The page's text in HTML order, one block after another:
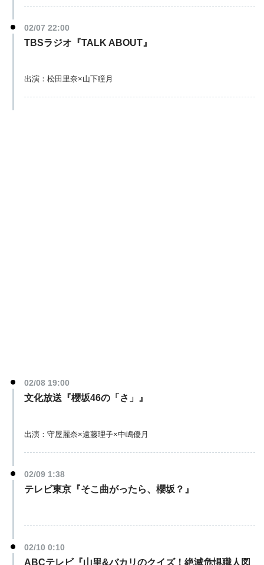
02/07 22:00
TBSラジオ『TALK ABOUT』
出演：松田里奈×山下瞳月
02/08 19:00
文化放送『櫻坂46の「さ」』
出演：守屋麗奈×遠藤理子×中嶋優月
02/09 1:38
テレビ東京『そこ曲がったら、櫻坂？』
02/10 0:10
ABCテレビ『山里&バカリのクイズ！絶滅危惧職人図